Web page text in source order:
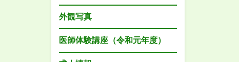
外観写真
医師体験講座（令和元年度）